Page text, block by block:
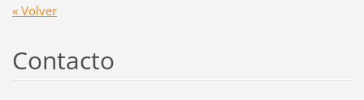
« Volver
Contacto